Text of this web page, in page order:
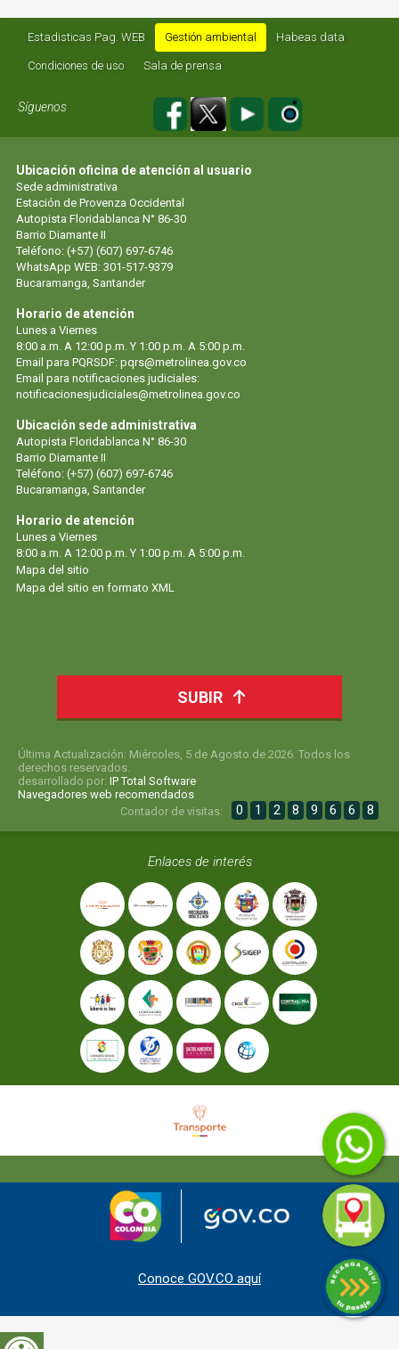
Estadisticas Pag. WEB Gestión ambiental Habeas data
Condiciones de uso Sala de prensa
Síguenos
Ubicación oficina de atención al usuario
Sede administrativa
Estación de Provenza Occidental
Autopista Floridablanca N° 86-30
Barrio Diamante II
Teléfono: (+57) (607) 697-6746
WhatsApp WEB: 301-517-9379
Bucaramanga, Santander
Horario de atención
Lunes a Viernes
8:00 a.m. A 12:00 p.m. Y 1:00 p.m. A 5:00 p.m.
Email para PQRSDF: pqrs@metrolinea.gov.co
Email para notificaciones judiciales:
notificacionesjudiciales@metrolinea.gov.co
Ubicación sede administrativa
Autopista Floridablanca N° 86-30
Barrio Diamante II
Teléfono: (+57) (607) 697-6746
Bucaramanga, Santander
Horario de atención
Lunes a Viernes
8:00 a.m. A 12:00 p.m. Y 1:00 p.m. A 5:00 p.m.
Mapa del sitio
Mapa del sitio en formato XML
SUBIR
Última Actualización: Miércoles, 5 de Agosto de 2026. Todos los
derechos reservados.
desarrollado por: IP Total Software
Navegadores web recomendados
Contador de visitas:
0 1 2 8 9 6 6 8
Enlaces de interés
Conoce GOV.CO aquí